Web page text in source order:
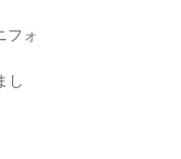
フォ
し